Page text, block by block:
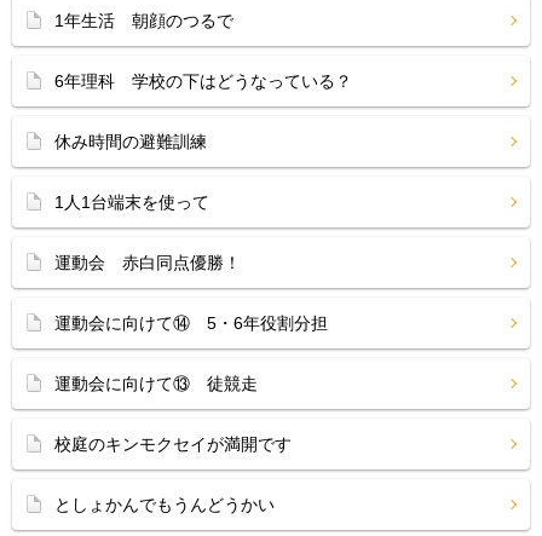
1年生活 朝顔のつるで
6年理科 学校の下はどうなっている？
休み時間の避難訓練
1人1台端末を使って
運動会 赤白同点優勝！
運動会に向けて⑭ 5・6年役割分担
運動会に向けて⑬ 徒競走
校庭のキンモクセイが満開です
としょかんでもうんどうかい